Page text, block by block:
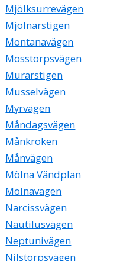
Mjölksurrevägen
Mjölnarstigen
Montanavägen
Mosstorpsvägen
Murarstigen
Musselvägen
Myrvägen
Måndagsvägen
Månkroken
Månvägen
Mölna Vändplan
Mölnavägen
Narcissvägen
Nautilusvägen
Neptunivägen
Nilstorpsvägen